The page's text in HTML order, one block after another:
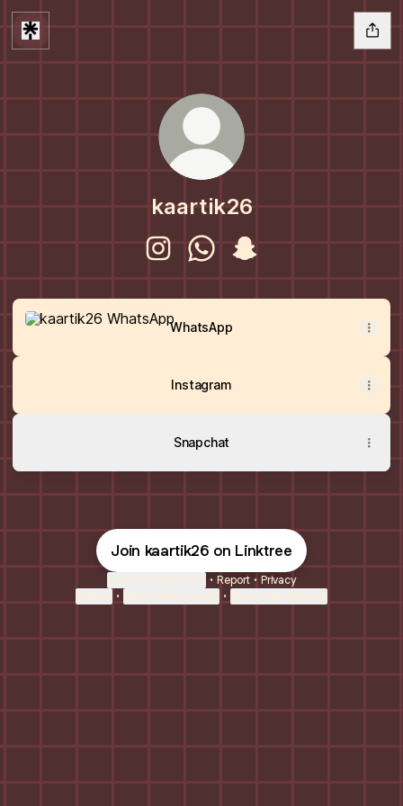
kaartik26
WhatsApp
WhatsApp
Instagram
Snapchat
Join kaartik26 on Linktree
Cookie Preferences • Report • Privacy
Explore • About this account • More from Linktree